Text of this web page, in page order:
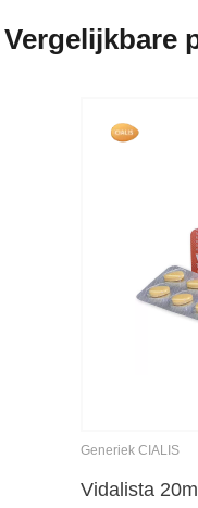
Vergelijkbare
Generiek CIALIS
Vidalista